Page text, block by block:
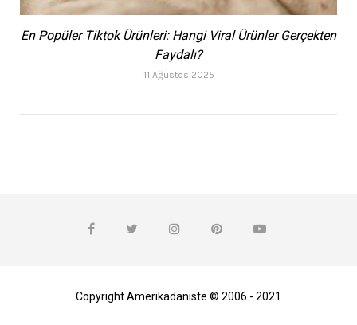
En Popüler Tiktok Ürünleri: Hangi Viral Ürünler Gerçekten
Faydalı?
11 Ağustos 2025
Copyright Amerikadaniste © 2006 - 2021